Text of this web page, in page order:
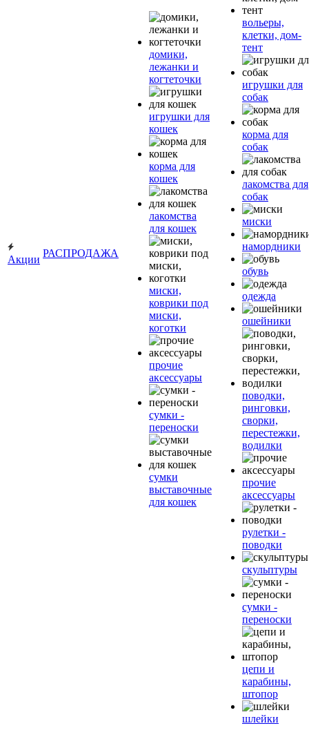
Акции
РАСПРОДАЖА
домики,
лежанки и
когтеточки
игрушки для
кошек
корма для
кошек
лакомства
для кошек
миски,
коврики под
миски,
коготки
прочие
аксессуары
сумки -
переноски
сумки
выставочные
для кошек
вольеры,
клетки, дом-
тент
игрушки для
собак
корма для
собак
лакомства для
собак
миски
намордники
обувь
одежда
ошейники
поводки,
ринговки,
сворки,
перестежки,
водилки
прочие
аксессуары
рулетки -
поводки
скульптуры
сумки -
переноски
цепи и
карабины,
штопор
шлейки